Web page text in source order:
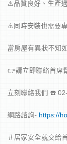
⚠️品質良好️、生產
⚠️同時安裝也需要
當房屋有異狀不知
👉請立即聯絡首席
立刻聯絡我們 ☎️
網路諮詢- https://
＃居家安全就交給